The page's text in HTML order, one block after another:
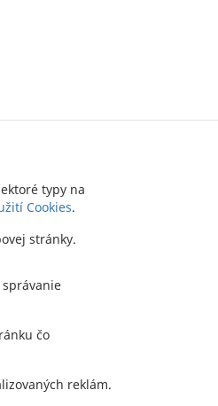
(c) 2012 JTRE - All rights reserved
typy na
Cookies.
stránky.
čo
reklám.